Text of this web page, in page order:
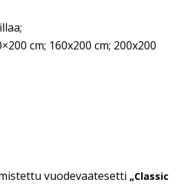
cm; 160x200 cm; 200x200
vuodevaatesetti „Classic